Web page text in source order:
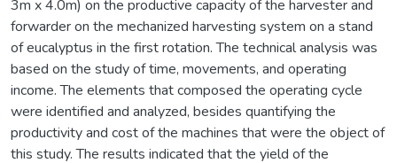
3m x 4.0m) on the productive capacity of the harvester and
forwarder on the mechanized harvesting system on a stand
of eucalyptus in the first rotation. The technical analysis was
based on the study of time, movements, and operating
income. The elements that composed the operating cycle
were identified and analyzed, besides quantifying the
productivity and cost of the machines that were the object of
this study. The results indicated that the yield of the